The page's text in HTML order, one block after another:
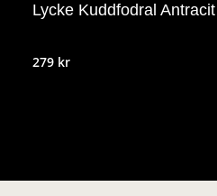
Lycke Kuddfodral
279 kr